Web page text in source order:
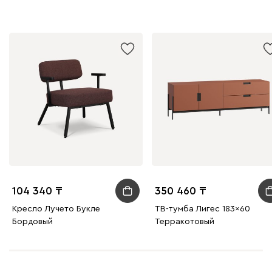
104 340
Кресло Лучето Букле
Бордовый
350 460
ТВ-тумба Лигес 183x60
Терракотовый